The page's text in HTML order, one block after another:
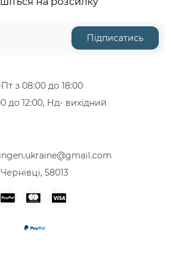
Підписатись
з 08:00 до 18:00
до 12:00, Нд- вихідний
Чернівці, 58013